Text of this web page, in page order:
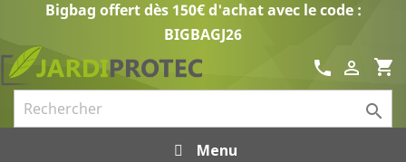
Bigbag offert dès 150€ d'achat avec le code :
BIGBAGJ26
shopping_cart

call

Menu